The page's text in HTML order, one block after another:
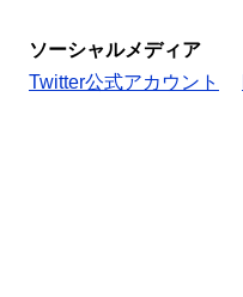
ソーシャルメディア
Twitter公式アカウント